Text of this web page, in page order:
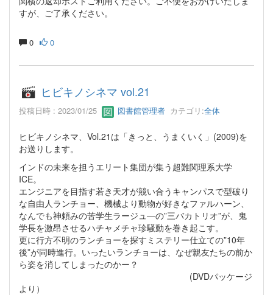
すが、ご了承ください。
0 0
ヒビキノシネマ vol.21
投稿日時 : 2023/01/25 図書館管理者 カテゴリ:全体
ヒビキノシネマ、Vol.21は「きっと、うまくいく」(2009)を
お送りします。
インドの未来を担うエリート集団が集う超難関理系大学
ICE。
エンジニアを目指す若き天才が競い合うキャンパスで型破り
な自由人ランチョー、機械より動物が好きなファルハーン、
なんでも神頼みの苦学生ラージュ―の”三バカトリオ”が、鬼
学長を激昂させるハチャメチャ珍騒動を巻き起こす。
更に行方不明のランチョーを探すミステリー仕立ての”10年
後”が同時進行。いったいランチョーは、なぜ親友たちの前か
ら姿を消してしまったのかー？
(DVDパッケージ
より）